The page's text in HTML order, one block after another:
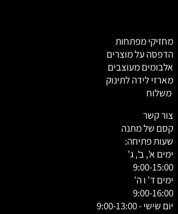
מחזיקי מפתחות
הדפסה על מוצרים
אלבומים מעוצבים
מארזי לידה לתינוק
משלוח
צור קשר
קסם של מתנה
שעות פתיחה:
ימים א', ב', ג'
9:00-15:00
ימים ד' ו ה'
9:00-16:00
יום שישי - 9:00-13:00